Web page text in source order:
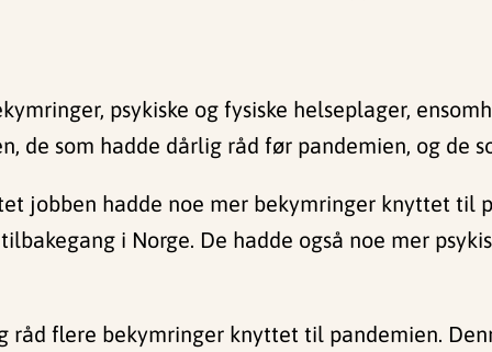
psykiske og fysiske helseplager,
de som hadde dårlig råd før pandemien, og de
jobben hadde noe mer bekymringer knyttet til
i Norge. De hadde også noe mer
råd flere bekymringer knyttet til pandemien.